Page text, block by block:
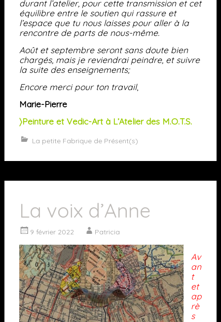
durant l’atelier, pour cette transmission et cet
équilibre entre le soutien qui rassure et
l’espace que tu nous laisses pour aller à la
rencontre de parts de nous-même.
Août et septembre seront sans doute bien
chargés, mais je reviendrai peindre, et suivre
la suite des enseignements;
Encore merci pour ton travail,
Marie-Pierre
〉Peinture et Vedic-Art à L’Atelier des M.O.T.S.
La petite Fabrique de Présent(s)
La voix d’Anne
9 février 2022 Patricia
Av
an
t
et
ap
rè
s